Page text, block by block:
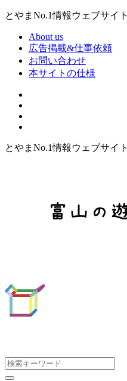
とやまNo.1情報ウェブサイト
About us
広告掲載&仕事依頼
お問い合わせ
本サイトの仕様
とやまNo.1情報ウェブサイト